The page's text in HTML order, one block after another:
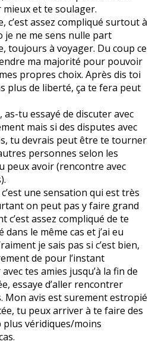
et te soulager.
c’est assez compliqué surtout à
je ne me sens nulle part
toujours à voyager. Du coup ce
ma majorité pour pouvoir
propres choix. Après dis toi
plus de liberté, ça te fera peut
as-tu essayé de discuter avec
mais si des disputes avec
tu devrais peut être te tourner
personnes selon les
peux avoir (rencontre avec
une sensation qui est très
on peut pas y faire grand
c’est assez compliqué de te
dans le même cas et j’ai eu
je sais pas si c’est bien,
de pour l’instant
tes amies jusqu’à la fin de
essaye d’aller rencontrer
Mon avis est surement estropié
tu peux arriver à te faire des
véridiques/moins